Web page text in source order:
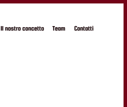
Il nostro concetto Team Contatti